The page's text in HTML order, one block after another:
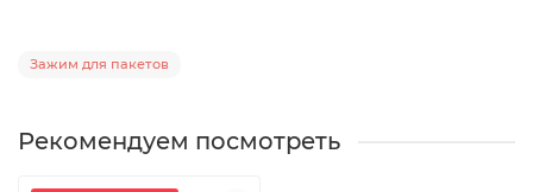
Зажим для пакетов
Рекомендуем посмотреть